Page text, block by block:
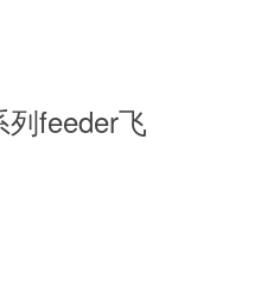
列feeder飞